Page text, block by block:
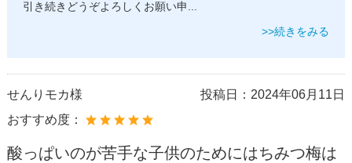
引き続きどうぞよろしくお願い申 ...
>>続きをみる
せんりモカ様 投稿日： 2024年06月11日
おすすめ度：
酸っぱいのが苦手な子供のためにはちみつ梅は